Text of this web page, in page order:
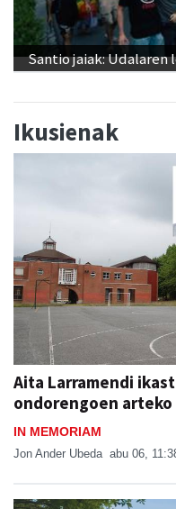
Santio jaiak: Udalaren
Ikusienak
Aita Larramendi
ondorengoen
IN MEMORIAM
Jon Ander Ubeda abu 06,